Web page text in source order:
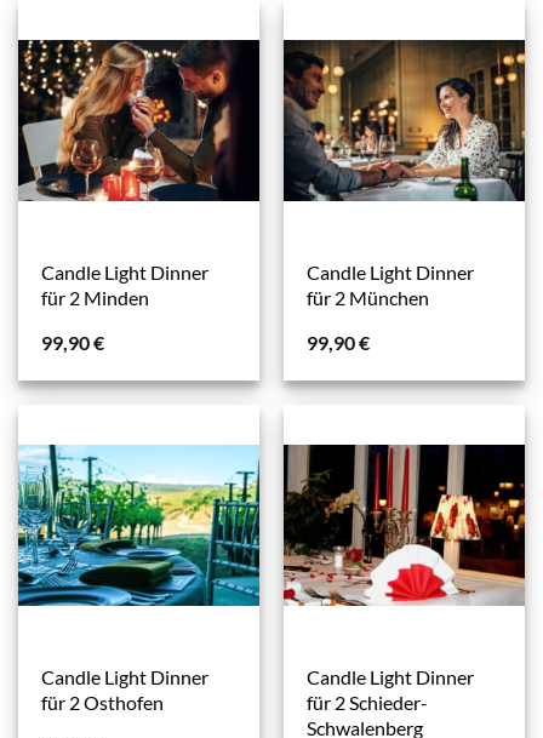
Candle Light Dinner
für 2 Minden
99,90€
Candle Light Dinner
für 2 München
99,90€
Candle Light Dinner
für 2 Osthofen
Candle Light Dinner
für 2 Schieder-
Schwalenberg